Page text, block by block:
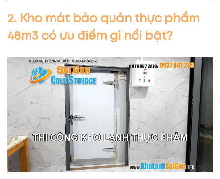
2. Kho mát bảo quản thực phẩm
48m3 có ưu điểm gì nổi bật?